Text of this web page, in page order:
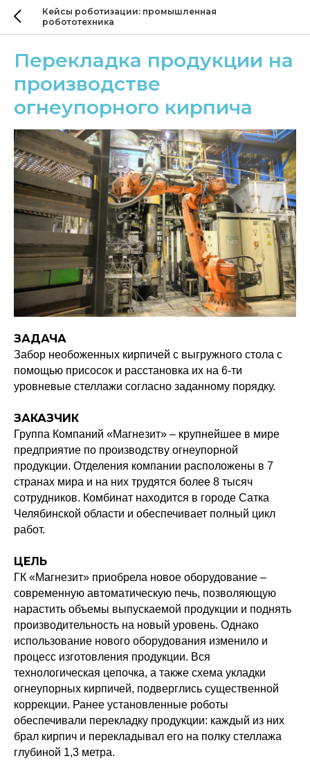
Кейсы роботизации: промышленная
робототехника
Перекладка продукции на
производстве
огнеупорного кирпича
ЗАДАЧА
Забор необоженных кирпичей с выгружного стола с
помощью присосок и расстановка их на 6-ти
уровневые стеллажи согласно заданному порядку.
ЗАКАЗЧИК
Группа Компаний «Магнезит» – крупнейшее в мире
предприятие по производству огнеупорной
продукции. Отделения компании расположены в 7
странах мира и на них трудятся более 8 тысяч
сотрудников. Комбинат находится в городе Сатка
Челябинской области и обеспечивает полный цикл
работ.
ЦЕЛЬ
ГК «Магнезит» приобрела новое оборудование –
современную автоматическую печь, позволяющую
нарастить объемы выпускаемой продукции и поднять
производительность на новый уровень. Однако
использование нового оборудования изменило и
процесс изготовления продукции. Вся
технологическая цепочка, а также схема укладки
огнеупорных кирпичей, подверглись существенной
коррекции. Ранее установленные роботы
обеспечивали перекладку продукции: каждый из них
брал кирпич и перекладывал его на полку стеллажа
глубиной 1,3 метра.